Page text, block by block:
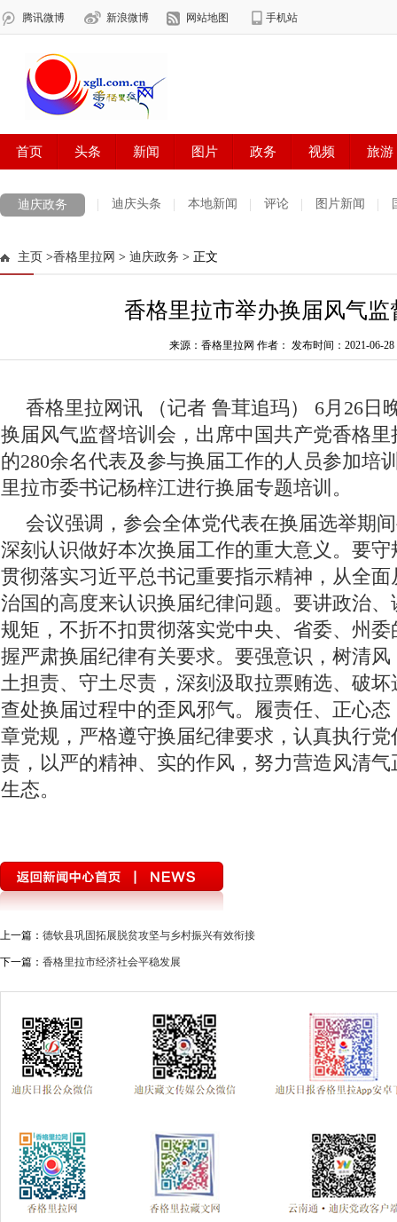
迪庆政务 迪庆头条 本地新闻 评论 图片新闻
主页 >香格里拉网 > 迪庆政务 > 正文
香格里拉市举办换届风气监
来源：香格里拉网 作者： 发布时间：2021-06-28
香格里拉网讯 （记者 鲁茸追玛）
6月26日
换届风气监督培训会，出席中国共产党香格
的280余名代表及参与换届工作的人员参加培
里拉市委书记杨梓江进行换届专题培训。
会议强调，参会全体党代表在换届选举期
深刻认识做好本次换届工作的重大意义。要
贯彻落实习近平总书记重要指示精神，从全
治国的高度来认识换届纪律问题。要讲政治
规矩，不折不扣贯彻落实党中央、省委、州
握严肃换届纪律有关要求。要强意识，树清
土担责、守土尽责，深刻汲取拉票贿选、破
查处换届过程中的歪风邪气。履责任、正心
章党规，严格遵守换届纪律要求，认真执行
责，以严的精神、实的作风，努力营造风清
生态。
上一篇： 德钦县巩固拓展脱贫攻坚与乡村振兴有效衔接
下一篇： 香格里拉市经济社会平稳发展